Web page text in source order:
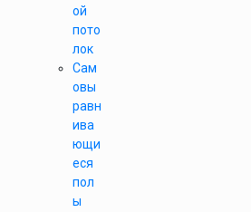
ой
пото
лок
Сам
овы
равн
ива
ющи
еся
пол
ы